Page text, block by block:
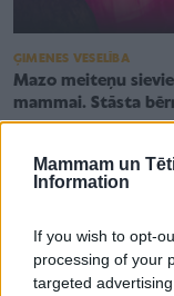
Mammam un
Information
If you wish to opt-
processing of your
targeted
ĢIMENES VESELĪBA
Mazo meiteņu
mammai. Stāsta